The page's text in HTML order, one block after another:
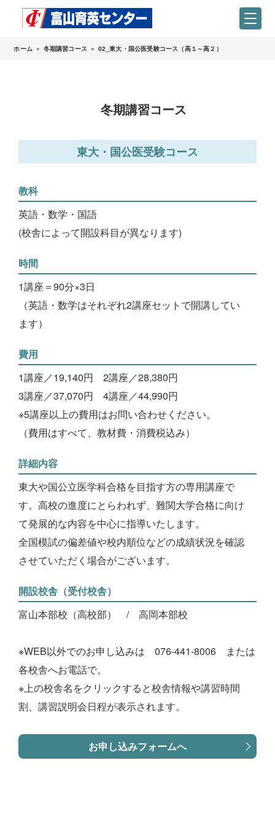
ホーム » 冬期講習コース » 02_東大・国公医受験コース（高１～高２）
冬期講習コース
東大・国公医受験コース
教科
英語・数学・国語
(校舎によって開設科目が異なります)
時間
1講座＝90分×3日
（英語・数学はそれぞれ2講座セットで開講してい
ます）
費用
1講座／19,140円 2講座／28,380円
3講座／37,070円 4講座／44,990円
※5講座以上の費用はお問い合わせください。
（費用はすべて、教材費・消費税込み）
詳細内容
東大や国公立医学科合格を目指す方の専用講座で
す。高校の進度にとらわれず、難関大学合格に向け
て発展的な内容を中心に指導いたします。
全国模試の偏差値や校内順位などの成績状況を確認
させていただく場合がございます。
開設校舎（受付校舎）
富山本部校（高校部）
高岡本部校
※WEB以外でのお申し込みは 076-441-8006 または
各校舎へお電話で。
※上の校舎名をクリックすると校舎情報や講習時間
割、講習説明会日程が表示されます。
お申し込みフォームへ